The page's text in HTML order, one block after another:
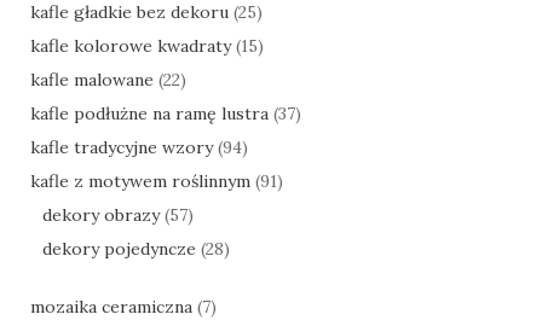
kafle gładkie bez dekoru (25)
kafle kolorowe kwadraty (15)
kafle malowane (22)
kafle podłużne na ramę lustra (37)
kafle tradycyjne wzory (94)
kafle z motywem roślinnym (91)
dekory obrazy (57)
dekory pojedyncze (28)
mozaika ceramiczna (7)